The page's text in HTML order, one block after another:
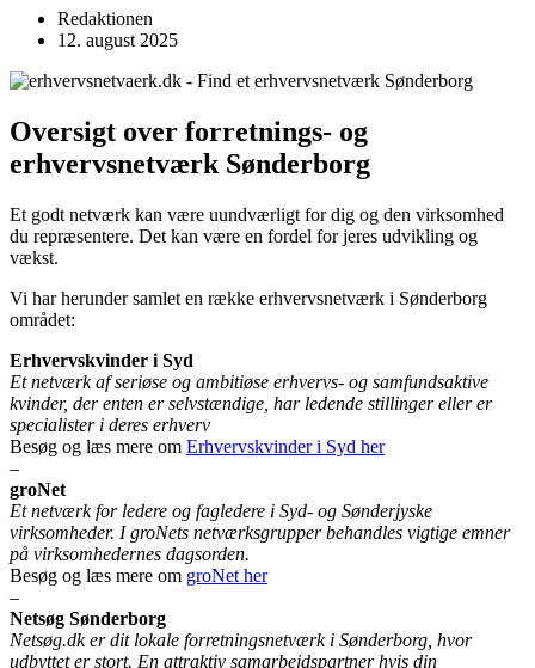
Redaktionen
12. august 2025
Oversigt over forretnings- og
erhvervsnetværk Sønderborg
Et godt netværk kan være uundværligt for dig og den virksomhed
du repræsentere. Det kan være en fordel for jeres udvikling og
vækst.
Vi har herunder samlet en række erhvervsnetværk i Sønderborg
området:
Erhvervskvinder i Syd
Et netværk af seriøse og ambitiøse erhvervs- og samfundsaktive
kvinder, der enten er selvstændige, har ledende stillinger eller er
specialister i deres erhverv
Besøg og læs mere om Erhvervskvinder i Syd her
–
groNet
Et netværk for ledere og fagledere i Syd- og Sønderjyske
virksomheder. I groNets netværksgrupper behandles vigtige emner
på virksomhedernes dagsorden.
Besøg og læs mere om groNet her
–
Netsøg Sønderborg
Netsøg.dk er dit lokale forretningsnetværk i Sønderborg, hvor
udbyttet er stort. En attraktiv samarbejdspartner hvis din